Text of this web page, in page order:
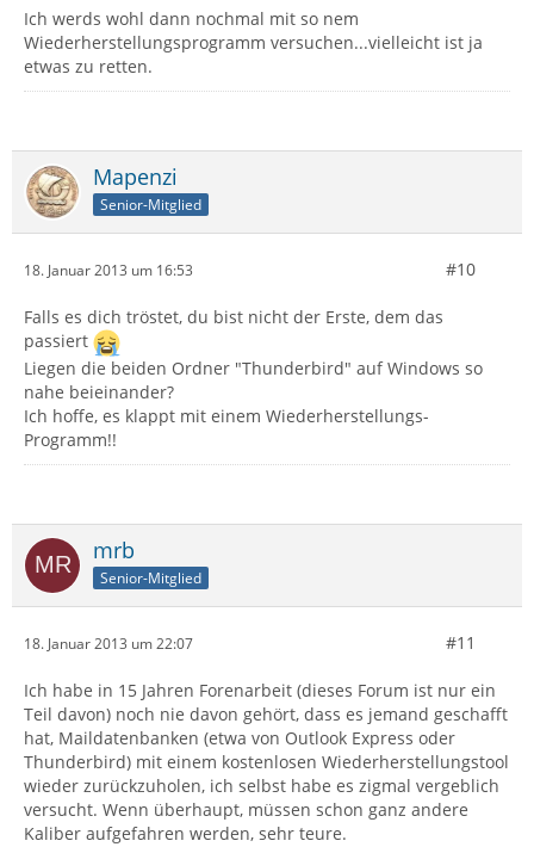
Ich werds wohl dann nochmal mit so nem
Wiederherstellungsprogramm versuchen...vielleicht ist ja
etwas zu retten.
Mapenzi
Senior-Mitglied
18. Januar 2013 um 16:53 #10
Falls es dich tröstet, du bist nicht der Erste, dem das
passiert
Liegen die beiden Ordner "Thunderbird" auf Windows so
nahe beieinander?
Ich hoffe, es klappt mit einem Wiederherstellungs-
Programm!!
mrb
Senior-Mitglied
18. Januar 2013 um 22:07 #11
Ich habe in 15 Jahren Forenarbeit (dieses Forum ist nur ein
Teil davon) noch nie davon gehört, dass es jemand geschafft
hat, Maildatenbanken (etwa von Outlook Express oder
Thunderbird) mit einem kostenlosen Wiederherstellungstool
wieder zurückzuholen, ich selbst habe es zigmal vergeblich
versucht. Wenn überhaupt, müssen schon ganz andere
Kaliber aufgefahren werden, sehr teure.